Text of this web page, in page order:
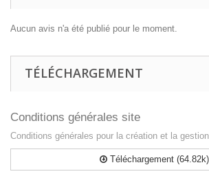
Aucun avis n'a été publié pour le moment.
TÉLÉCHARGEMENT
Conditions générales site
Conditions générales pour la création et la
Téléchargement (64.82k)